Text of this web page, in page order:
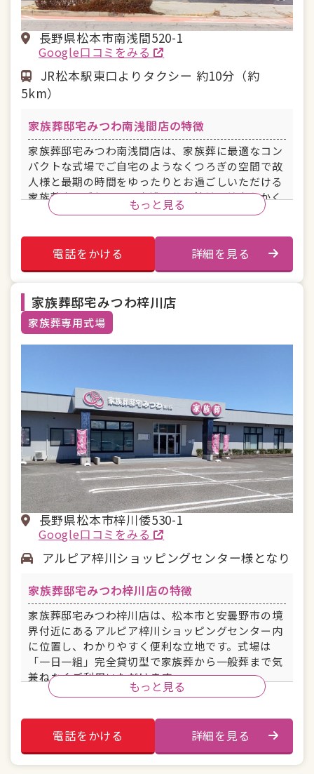
長野県松本市南浅間520-1
Google口コミをみる
JR松本駅東口よりタクシー 約10分（約
5km）
家族葬邸宅みつわ南浅間店の特徴
家族葬邸宅みつわ南浅間店は、家族葬に最適なコン
パクトな式場でご自宅のようなくつろぎの空間で故
人様と最期の時間をゆったりとお過ごしいただける
家族葬専用式場です。南浅間公民館前交差点ちかく
に位置し、JR松本駅東口よりタクシーで約10分・松
控え室
宿泊施設
バリアフリー
もっと見る
電話をかける 詳細を見る
家族葬邸宅みつわ梓川店
家族葬専用式場
長野県松本市梓川倭530-1
Google口コミをみる
アルピア梓川ショッピングセンター様となり
家族葬邸宅みつわ梓川店の特徴
家族葬邸宅みつわ梓川店は、松本市と安曇野市の境
界付近にあるアルピア梓川ショッピングセンター内
に位置し、わかりやすく便利な立地です。式場は
「一日一組」完全貸切型で家族葬から一般葬まで気
兼ねなくご利用いただけます。
控え室
宿泊施設
もっと見る
電話をかける 詳細を見る